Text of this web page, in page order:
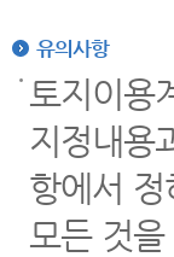
유의사항
토지이용
지정내용
항에서 정
모든 것